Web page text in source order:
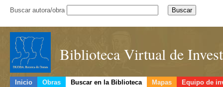
Buscar autora/obra
Biblioteca Virtual de
Inicio Obras Buscar en la Biblioteca Mapas Equipo de